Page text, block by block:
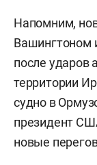
Напомним,
Вашингтоном
после ударов
территории
судно в
президент
новые